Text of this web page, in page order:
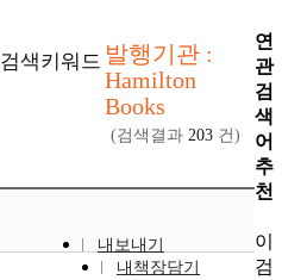
검색키워드 발행기관 :
Hamilton
Books
(검색결과 203 건)
내보내기
내책장담기
연
관
검
색
어
추
천
이
검